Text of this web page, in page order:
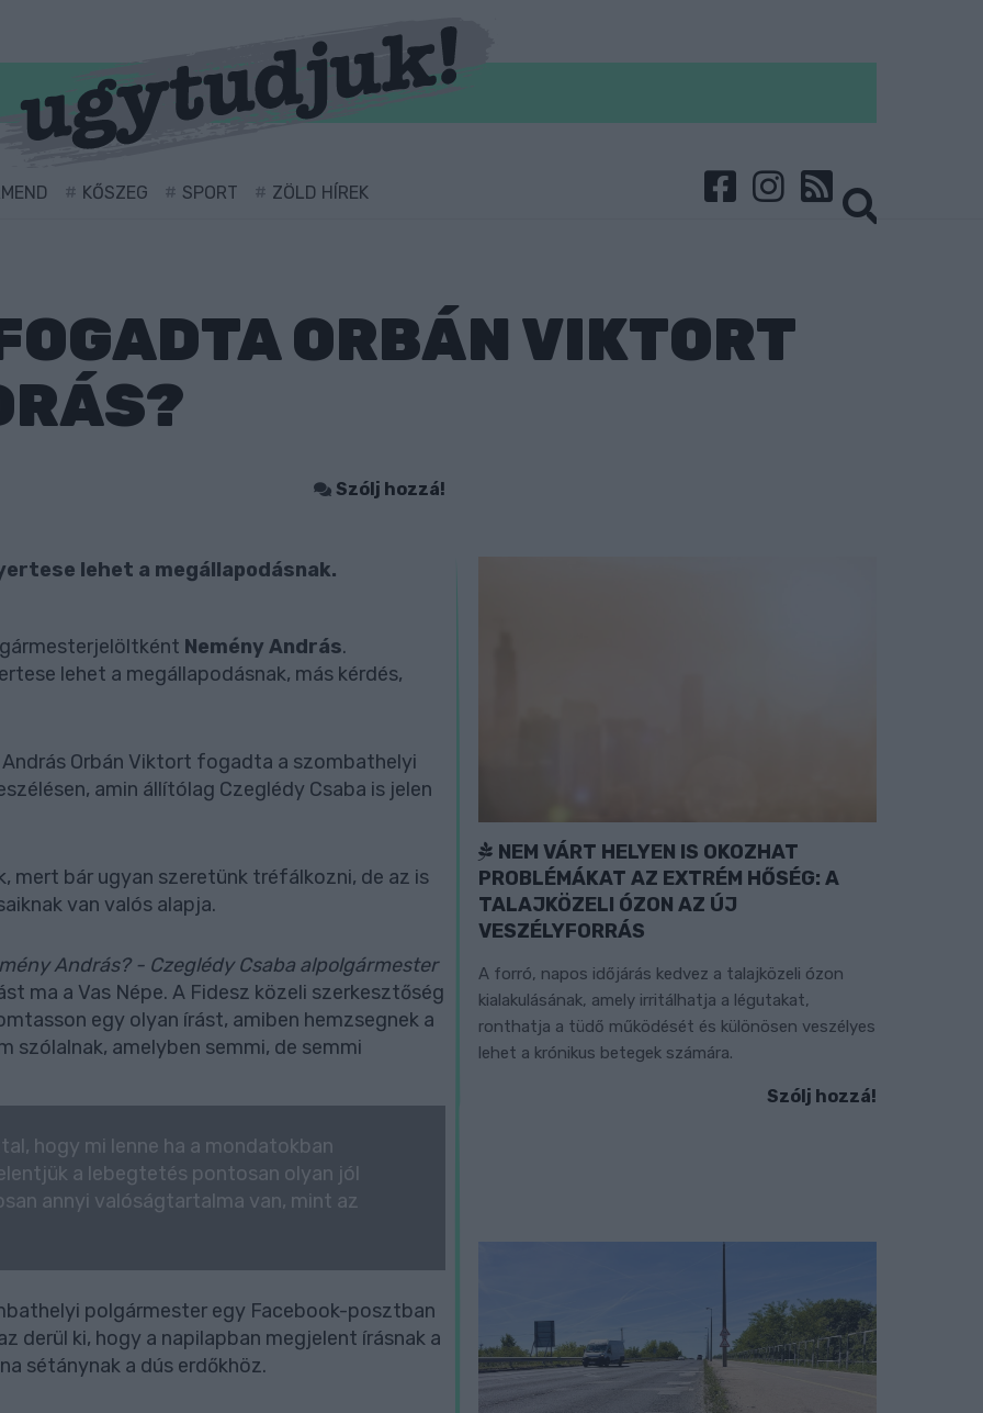
KŐSZEG SPORT ZÖLD HÍREK
ORBÁN VIKTORT
Szólj hozzá!
lehet a megállapodásnak.
Nemény András.
lehet a megállapodásnak, más kérdés,
Orbán Viktort fogadta a szombathelyi
amin állítólag Czeglédy Csaba is jelen
mert bár ugyan szeretünk tréfálkozni, de az is
van valós alapja.
András? - Czeglédy Csaba alpolgármester
ma a Vas Népe. A Fidesz közeli szerkesztőség
egy olyan írást, amiben hemzsegnek a
szólalnak, amelyben semmi, de semmi
hogy mi lenne ha a mondatokban
a lebegtetés pontosan olyan jól
annyi valóságtartalma van, mint az
polgármester egy Facebook-posztban
derül ki, hogy a napilapban megjelent írásnak a
sétánynak a dús erdőkhöz.
NEM VÁRT HELYEN IS OKOZHAT
PROBLÉMÁKAT AZ EXTRÉM HŐSÉG: A
TALAJKÖZELI ÓZON AZ ÚJ
VESZÉLYFORRÁS
A forró, napos időjárás kedvez a talajközeli ózon
kialakulásának, amely irritálhatja a légutakat,
ronthatja a tüdő működését és különösen veszélyes
lehet a krónikus betegek számára.
Szólj hozzá!